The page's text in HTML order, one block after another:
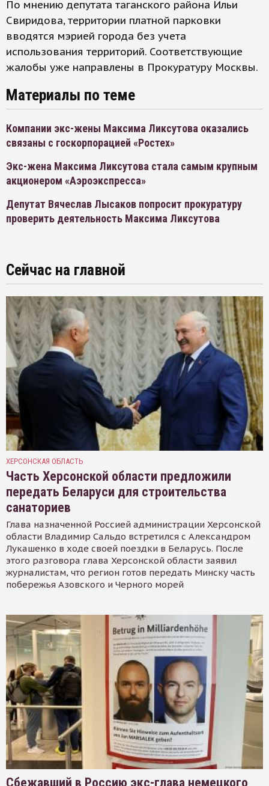
По мнению депутата таганского района Ильи
Свиридова, территории платной парковки
вводятся мэрией города без учета
использования территорий. Соответствующие
жалобы уже направлены в Прокуратуру Москвы.
Материалы по теме
Компании экс-жены Максима Ликсутова оказались
связаны с госкорпорацией «Ростех»
Экс-жена Максима Ликсутова стала самым крупным
акционером «Аэроэкспресса»
Депутат Вячеслав Лысаков попросит прокуратуру
проверить деятельность Максима Ликсутова
Сейчас на главной
ХЕРСОНСКАЯ ОБЛАСТЬ
Часть Херсонской области предложили
передать Беларуси для строительства
санаториев
Глава назначенной Россией администрации Херсонской
области Владимир Сальдо встретился с Александром
Лукашенко в ходе своей поездки в Беларусь. После
этого разговора глава Херсонской области заявил
журналистам, что регион готов передать Минску часть
побережья Азовского и Черного морей
Сбежавший в Россию экс-глава немецкого